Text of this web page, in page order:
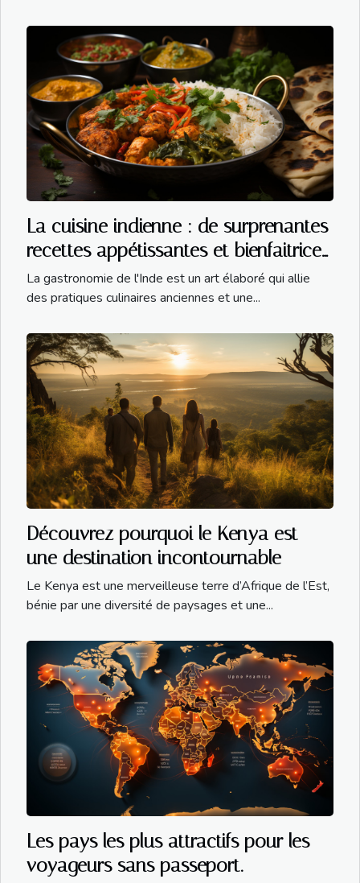
La cuisine indienne : de surprenantes
recettes appétissantes et bienfaitrices
pour la santé
La gastronomie de l'Inde est un art élaboré qui allie
des pratiques culinaires anciennes et une...
Découvrez pourquoi le Kenya est
une destination incontournable
Le Kenya est une merveilleuse terre d’Afrique de l’Est,
bénie par une diversité de paysages et une...
Les pays les plus attractifs pour les
voyageurs sans passeport.